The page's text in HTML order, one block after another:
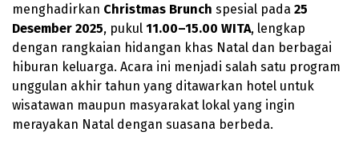
menghadirkan Christmas Brunch spesial pada 25
Desember 2025, pukul 11.00–15.00 WITA, lengkap
dengan rangkaian hidangan khas Natal dan berbagai
hiburan keluarga. Acara ini menjadi salah satu program
unggulan akhir tahun yang ditawarkan hotel untuk
wisatawan maupun masyarakat lokal yang ingin
merayakan Natal dengan suasana berbeda.